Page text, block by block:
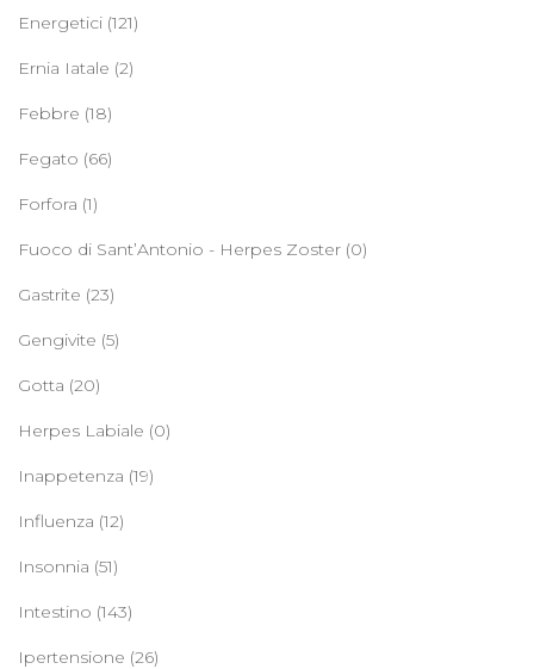
Energetici (121)
Ernia Iatale (2)
Febbre (18)
Fegato (66)
Forfora (1)
Fuoco di Sant’Antonio - Herpes Zoster (0)
Gastrite (23)
Gengivite (5)
Gotta (20)
Herpes Labiale (0)
Inappetenza (19)
Influenza (12)
Insonnia (51)
Intestino (143)
Ipertensione (26)